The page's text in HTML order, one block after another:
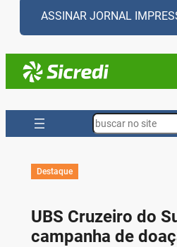
ASSINAR JORNAL
Search
Destaque
UBS Cruzeiro do
campanha de